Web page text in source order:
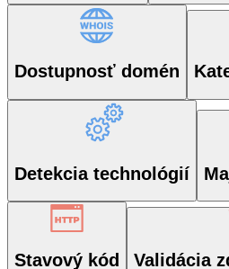
Dostupnosť domén
Detekcia technológií
Stavový kód Validácia